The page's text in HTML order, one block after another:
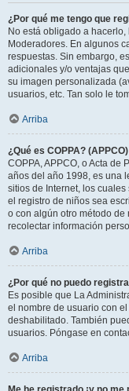
¿Por qué me tengo que
No está obligado a
Moderadores. En algunos
respuestas. Sin embargo,
adicionales y/o ventajas
su imagen personalizada
usuarios, etc. Tan solo le
Arriba
¿Qué es COPPA? (APPCO)
COPPA, APPCO, o Acta de
años del año 1998, es una
sitios de Internet, los
el registro de niños sea
o con algún otro método
recolectar información
Arriba
¿Por qué no puedo
Es posible que La
el nombre de usuario con
deshabilitado. También
usuarios. Póngase en
Arriba